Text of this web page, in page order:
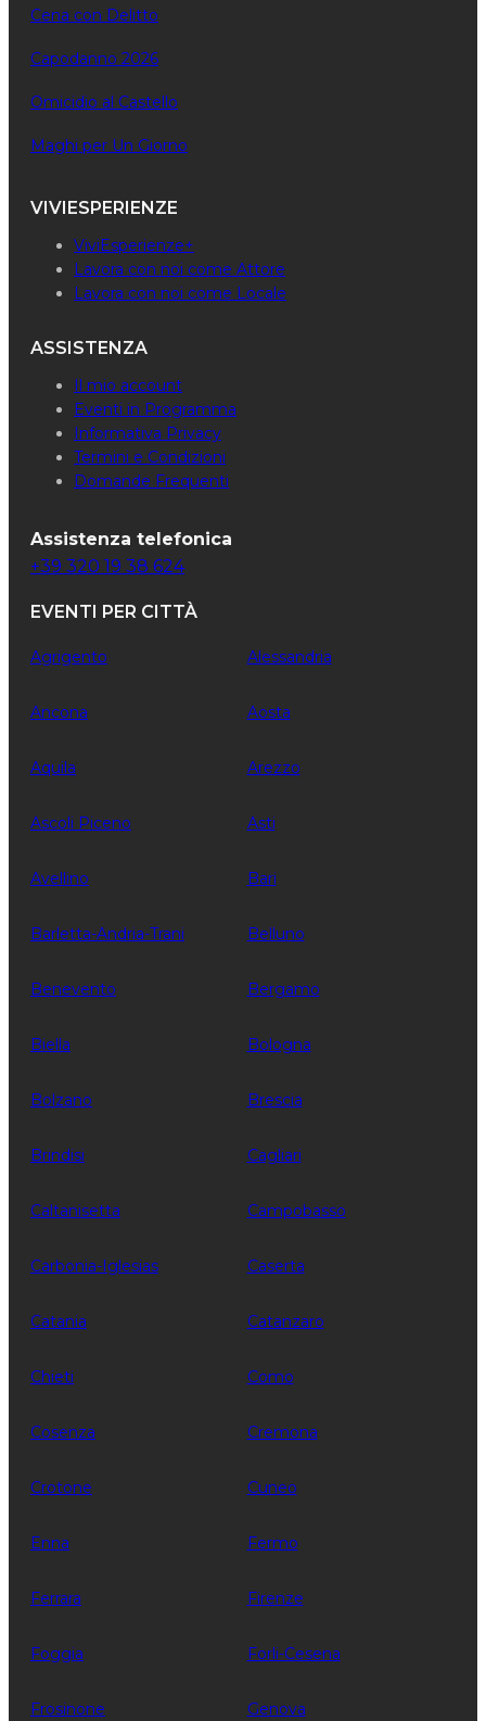
Cena con Delitto
Capodanno 2026
Omicidio al Castello
Maghi per Un Giorno
VIVIESPERIENZE
ViviEsperienze+
Lavora con noi come Attore
Lavora con noi come Locale
ASSISTENZA
Il mio account
Eventi in Programma
Informativa Privacy
Termini e Condizioni
Domande Frequenti
Assistenza telefonica
+39 320 19 38 624
EVENTI PER CITTÀ
Agrigento Alessandria
Ancona Aosta
Aquila Arezzo
Ascoli Piceno Asti
Avellino Bari
Barletta-Andria-Trani Belluno
Benevento Bergamo
Biella Bologna
Bolzano Brescia
Brindisi Cagliari
Caltanisetta Campobasso
Carbonia-Iglesias Caserta
Catania Catanzaro
Chieti Como
Cosenza Cremona
Crotone Cuneo
Enna Fermo
Ferrara Firenze
Foggia Forli-Cesena
Frosinone Genova